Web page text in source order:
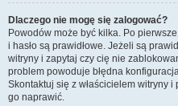
Dlaczego nie mogę się zalogować?
Powodów może być kilka. Po
i hasło są prawidłowe. Jeżeli są
witryny i zapytaj czy cię nie
problem powoduje błędna
Skontaktuj się z właścicielem witryny
go naprawić.